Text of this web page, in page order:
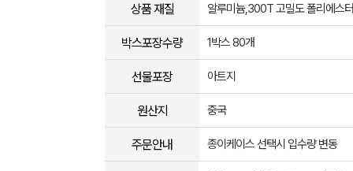
상품 재질 알루미늄,300T 고밀도 폴리에스
박스포장수량 1박스 80개
선물포장 아트지
원산지 중국
주문안내 종이케이스 선택시 입수량 변동